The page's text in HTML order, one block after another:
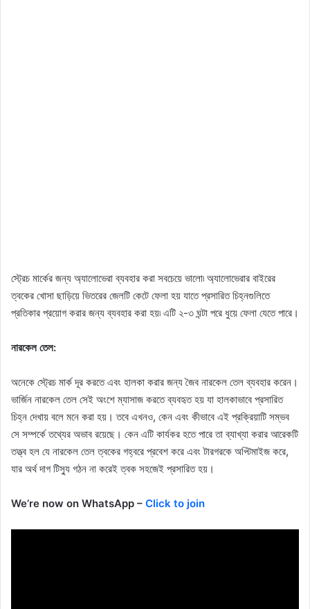
স্ট্রেচ মার্কের জন্য অ্যালোভেরা ব্যবহার করা সবচেয়ে ভালো৷ অ্যালোভেরার বাইরের
ত্বকের খোসা ছাড়িয়ে ভিতরের জেলটি কেটে ফেলা হয় যাতে প্রসারিত চিহ্নগুলিতে
প্রতিকার প্রয়োগ করার জন্য ব্যবহার করা হয়৷ এটি ২-৩ ঘন্টা পরে ধুয়ে ফেলা যেতে পারে।
নারকেল তেল:
অনেকে স্ট্রেচ মার্ক দূর করতে এবং হালকা করার জন্য জৈব নারকেল তেল ব্যবহার করেন।
ভার্জিন নারকেল তেল সেই অংশে ম্যাসাজ করতে ব্যবহৃত হয় যা হালকাভাবে প্রসারিত
চিহ্ন দেখায় বলে মনে করা হয়। তবে এখনও, কেন এবং কীভাবে এই প্রক্রিয়াটি সম্ভব
সে সম্পর্কে তথ্যের অভাব রয়েছে। কেন এটি কার্যকর হতে পারে তা ব্যাখ্যা করার আরেকটি
তত্ত্ব হল যে নারকেল তেল ত্বকের গহ্বরে প্রবেশ করে এবং টারগরকে অপ্টিমাইজ করে,
যার অর্থ দাগ টিস্যু গঠন না করেই ত্বক সহজেই প্রসারিত হয়।
We’re now on WhatsApp – Click to join